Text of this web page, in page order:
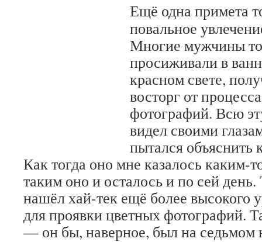
Ещё одна примета
повальное
Многие мужчины
просиживали в
красном свете,
восторг от
фотографий. Всю
видел своими
пытался объяснить
Как тогда оно мне казалось каким-
таким оно и осталось и по сей день.
нашёл хай-тек ещё более высокого
для проявки цветных фотографий.
— он бы, наверное, был на седьмом